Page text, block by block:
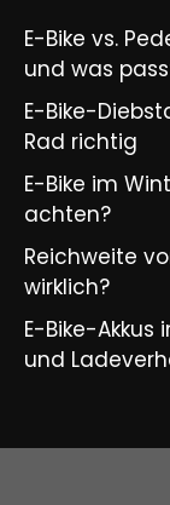
E-Bike vs.
und was
E-Bike-
Rad richtig
E-Bike im
achten?
Reichweite
wirklich?
E-Bike-Akkus
und